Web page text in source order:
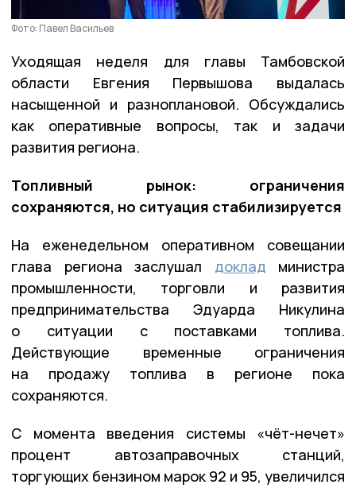
Фото: Павел Васильев
Уходящая неделя для главы Тамбовской
области Евгения Первышова выдалась
насыщенной и разноплановой. Обсуждались
как оперативные вопросы, так и задачи
развития региона.
Топливный рынок: ограничения
сохраняются, но ситуация стабилизируется
На еженедельном оперативном совещании
глава региона заслушал доклад министра
промышленности, торговли и развития
предпринимательства Эдуарда Никулина
о ситуации с поставками топлива.
Действующие временные ограничения
на продажу топлива в регионе пока
сохраняются.
С момента введения системы «чёт-нечет»
процент автозаправочных станций,
торгующих бензином марок 92 и 95, увеличился